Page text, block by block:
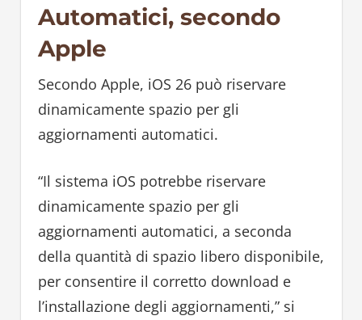
Automatici, secondo
Apple
Secondo Apple, iOS 26 può riservare
dinamicamente spazio per gli
aggiornamenti automatici.
“Il sistema iOS potrebbe riservare
dinamicamente spazio per gli
aggiornamenti automatici, a seconda
della quantità di spazio libero disponibile,
per consentire il corretto download e
l’installazione degli aggiornamenti,” si